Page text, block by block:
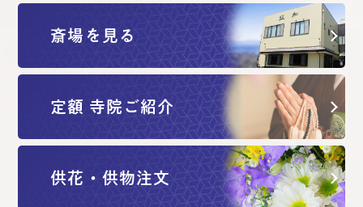
斎場を見る
定額 寺院ご紹介
供花・供物注文